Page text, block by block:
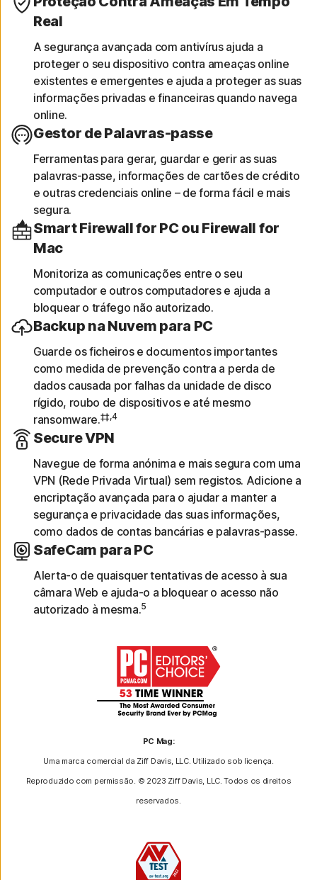
Real
A segurança avançada com antivírus ajuda a
proteger o seu dispositivo contra ameaças online
existentes e emergentes e ajuda a proteger as suas
informações privadas e financeiras quando navega
online.
Gestor de Palavras-passe
Ferramentas para gerar, guardar e gerir as suas
palavras-passe, informações de cartões de crédito
e outras credenciais online – de forma fácil e mais
segura.
Smart Firewall for PC ou Firewall for
Mac
Monitoriza as comunicações entre o seu
computador e outros computadores e ajuda a
bloquear o tráfego não autorizado.
Backup na Nuvem para PC
Guarde os ficheiros e documentos importantes
como medida de prevenção contra a perda de
dados causada por falhas da unidade de disco
rígido, roubo de dispositivos e até mesmo
ransomware.‡‡,4
Secure VPN
Navegue de forma anónima e mais segura com uma
VPN (Rede Privada Virtual) sem registos. Adicione a
encriptação avançada para o ajudar a manter a
segurança e privacidade das suas informações,
como dados de contas bancárias e palavras-passe.
SafeCam para PC
Alerta-o de quaisquer tentativas de acesso à sua
câmara Web e ajuda-o a bloquear o acesso não
autorizado à mesma.5
PC Mag:
Uma marca comercial da Ziff Davis, LLC. Utilizado sob licença.
Reproduzido com permissão. © 2023 Ziff Davis, LLC. Todos os direitos
reservados.